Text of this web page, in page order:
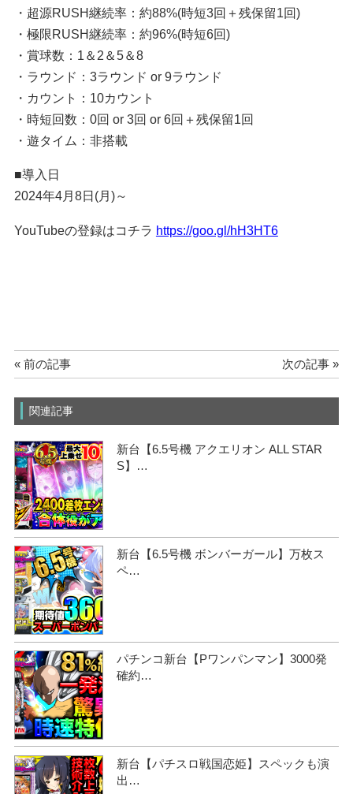
・超源RUSH継続率：約88%(時短3回＋残保留1回)
・極限RUSH継続率：約96%(時短6回)
・賞球数：1＆2＆5＆8
・ラウンド：3ラウンド or 9ラウンド
・カウント：10カウント
・時短回数：0回 or 3回 or 6回＋残保留1回
・遊タイム：非搭載
■導入日
2024年4月8日(月)～
YouTubeの登録はコチラ https://goo.gl/hH3HT6
« 前の記事 次の記事 »
関連記事
新台【6.5号機 アクエリオン ALL STAR
S】…
新台【6.5号機 ボンバーガール】万枚ス
ペ…
パチンコ新台【Pワンパンマン】3000発
確約…
新台【パチスロ戦国恋姫】スペックも演
出…